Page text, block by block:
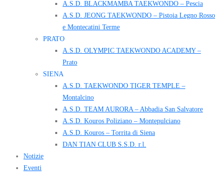
A.S.D. BLACKMAMBA TAEKWONDO – Pescia
A.S.D. JEONG TAEKWONDO – Pistoia Legno Rosso
e Montecatini Terme
PRATO
A.S.D. OLYMPIC TAEKWONDO ACADEMY –
Prato
SIENA
A.S.D. TAEKWONDO TIGER TEMPLE –
Montalcino
A.S.D. TEAM AURORA – Abbadia San Salvatore
A.S.D. Kouros Poliziano – Montepulciano
A.S.D. Kouros – Torrita di Siena
DAN TIAN CLUB S.S.D. r.l.
Notizie
Eventi